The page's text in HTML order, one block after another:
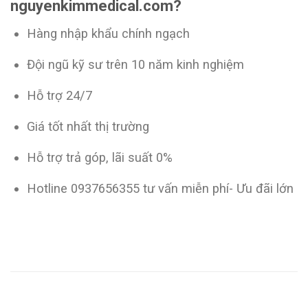
nguyenkimmedical.com?
Hàng nhập khẩu chính ngạch
Đội ngũ kỹ sư trên 10 năm kinh nghiệm
Hỗ trợ 24/7
Giá tốt nhất thị trường
Hỗ trợ trả góp, lãi suất 0%
Hotline 0937656355 tư vấn miễn phí- Ưu đãi lớn